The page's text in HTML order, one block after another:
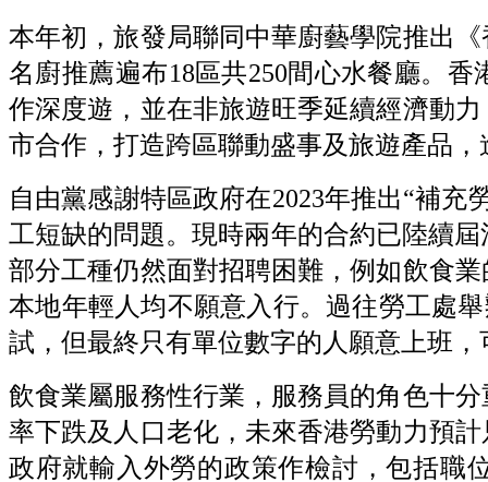
本年初，旅發局聯同中華廚藝學院推出
名廚推薦遍布18區共250間心水餐廳。
作深度遊，並在非旅遊旺季延續經濟動
市合作，打造跨區聯動盛事及旅遊產品
自由黨感謝特區政府在2023年推出“補
工短缺的問題。現時兩年的合約已陸續
部分工種仍然面對招聘困難，例如飲食
本地年輕人均不願意入行。過往勞工處
試，但最終只有單位數字的人願意上班
飲食業屬服務性行業，服務員的角色十
率下跌及人口老化，未來香港勞動力預
政府就輸入外勞的政策作檢討，包括職